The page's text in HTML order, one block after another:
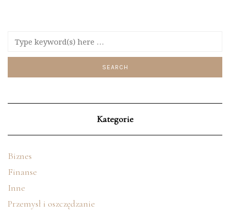
Kategorie
Biznes
Finanse
Inne
Przemysł i oszczędzanie